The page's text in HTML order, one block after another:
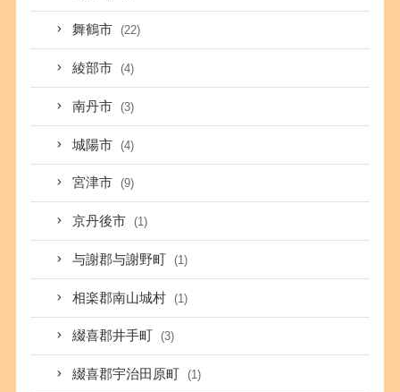
舞鶴市 (22)
綾部市 (4)
南丹市 (3)
城陽市 (4)
宮津市 (9)
京丹後市 (1)
与謝郡与謝野町 (1)
相楽郡南山城村 (1)
綴喜郡井手町 (3)
綴喜郡宇治田原町 (1)